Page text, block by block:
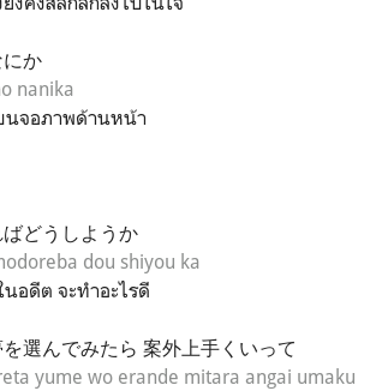
か
nanika
นจอภาพด้านหน้า
どうしようか
dou shiyou ka
อดีต จะทำอะไรดี
選んでみたら 案外上手くいって
yume wo erande mitara angai umaku